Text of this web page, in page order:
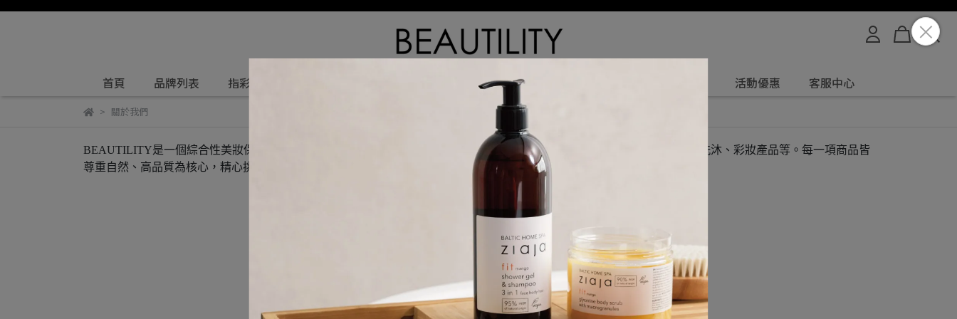
首頁 品牌列表 指彩與護理 身體保養與清潔 活動優惠 客服中心
關於我們
BEAUTILITY是一個綜合性美妝保養品牌網站，主要嚴選來自歐洲與亞洲領導品牌的優質商品，產品涵蓋天然保養品、天然洗沐、彩妝產品等。每一項商品皆
尊重自然、高品質為核心，精心挑選、層層把關，熱愛將美好的選物選品，帶給重視生活品質的你。